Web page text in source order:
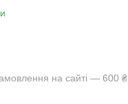
на сайті — 600 ₴